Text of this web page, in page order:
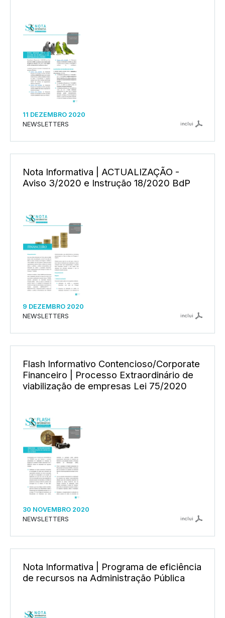
11 DEZEMBRO 2020
NEWSLETTERS
inclui
Nota Informativa | ACTUALIZAÇÃO -
Aviso 3/2020 e Instrução 18/2020 BdP
9 DEZEMBRO 2020
NEWSLETTERS
inclui
Flash Informativo Contencioso/Corporate
Financeiro | Processo Extraordinário de
viabilização de empresas Lei 75/2020
30 NOVEMBRO 2020
NEWSLETTERS
inclui
Nota Informativa | Programa de eficiência
de recursos na Administração Pública